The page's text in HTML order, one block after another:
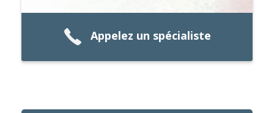
Appelez un spécialiste